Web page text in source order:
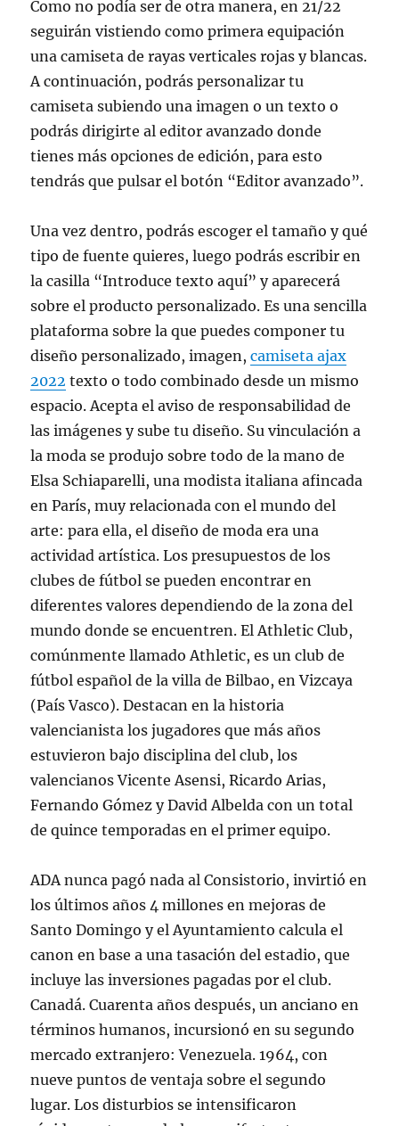
Como no podía ser de otra manera, en 21/22
seguirán vistiendo como primera equipación
una camiseta de rayas verticales rojas y blancas.
A continuación, podrás personalizar tu
camiseta subiendo una imagen o un texto o
podrás dirigirte al editor avanzado donde
tienes más opciones de edición, para esto
tendrás que pulsar el botón “Editor avanzado”.
Una vez dentro, podrás escoger el tamaño y qué
tipo de fuente quieres, luego podrás escribir en
la casilla “Introduce texto aquí” y aparecerá
sobre el producto personalizado. Es una sencilla
plataforma sobre la que puedes componer tu
diseño personalizado, imagen,camiseta ajax
2022 texto o todo combinado desde un mismo
espacio. Acepta el aviso de responsabilidad de
las imágenes y sube tu diseño. Su vinculación a
la moda se produjo sobre todo de la mano de
Elsa Schiaparelli, una modista italiana afincada
en París, muy relacionada con el mundo del
arte: para ella, el diseño de moda era una
actividad artística. Los presupuestos de los
clubes de fútbol se pueden encontrar en
diferentes valores dependiendo de la zona del
mundo donde se encuentren. El Athletic Club,
comúnmente llamado Athletic, es un club de
fútbol español de la villa de Bilbao, en Vizcaya
(País Vasco). Destacan en la historia
valencianista los jugadores que más años
estuvieron bajo disciplina del club, los
valencianos Vicente Asensi, Ricardo Arias,
Fernando Gómez y David Albelda con un total
de quince temporadas en el primer equipo.
ADA nunca pagó nada al Consistorio, invirtió en
los últimos años 4 millones en mejoras de
Santo Domingo y el Ayuntamiento calcula el
canon en base a una tasación del estadio, que
incluye las inversiones pagadas por el club.
Canadá. Cuarenta años después, un anciano en
términos humanos, incursionó en su segundo
mercado extranjero: Venezuela. 1964, con
nueve puntos de ventaja sobre el segundo
lugar. Los disturbios se intensificaron